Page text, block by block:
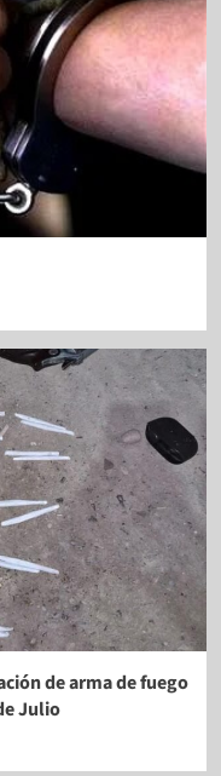
de arma de fuego
Julio